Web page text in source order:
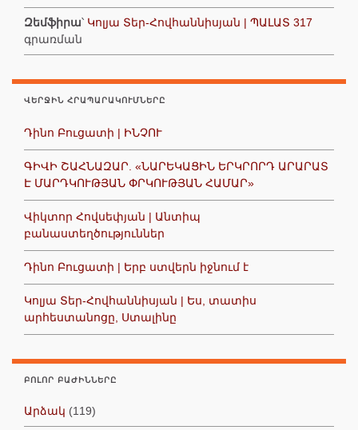
Զեմֆիրա՝ Կոլյա Տեր-Հովհաննիսյան | ՊԱԼԱՏ 317
գրառման
ՎԵՐՋԻՆ ՀՐԱՊԱՐԱԿՈՒՄՆԵՐԸ
Դինո Բուցատի | ԻՆՉՈՒ
ԳԻՎԻ ՇԱՀՆԱԶԱՐ. «ՆԱՐԵԿԱՑԻՆ ԵՐԿՐՈՐԴ ԱՐԱՐԱՏ
Է ՄԱՐԴԿՈՒԹՅԱՆ ՓՐԿՈՒԹՅԱՆ ՀԱՄԱՐ»
Վիկտոր Հովսեփյան | Անտիպ
բանաստեղծություններ
Դինո Բուցատի | Երբ ստվերն իջնում է
Կոլյա Տեր-Հովհաննիսյան | Ես, տատիս
արհեստանոցը, Ստալինը
ԲՈԼՈՐ ԲԱԺԻՆՆԵՐԸ
Արձակ (119)